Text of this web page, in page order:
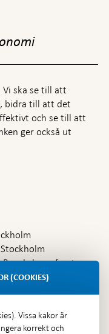
Vi ska se till att
bidra till att det
och se till att
ger också ut
(COOKIES)
Vissa kakor är
korrekt och